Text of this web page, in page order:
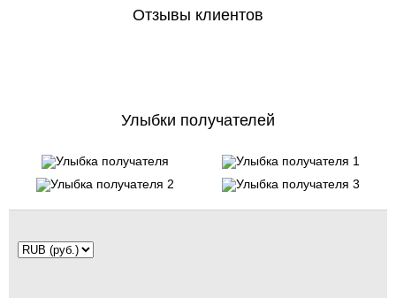
Отзывы клиентов
Улыбки получателей